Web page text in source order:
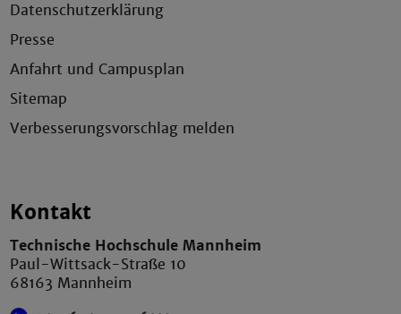
Datenschutzerklärung
Presse
Anfahrt und Campusplan
Sitemap
Verbesserungsvorschlag melden
Kontakt
Technische Hochschule Mannheim
Paul-Wittsack-Straße 10
68163 Mannheim